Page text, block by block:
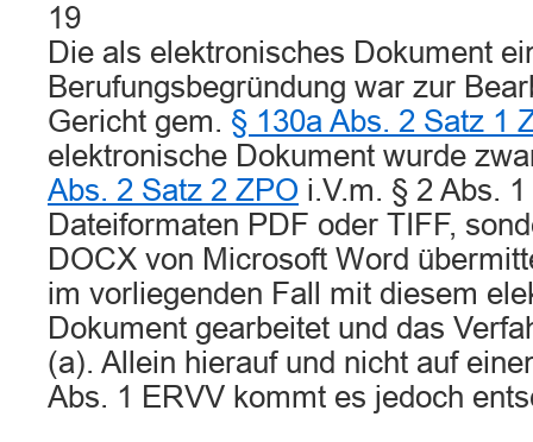
19
Die als elektronisches Dokument
Berufungsbegründung war zur
Gericht gem. § 130a Abs. 2 Satz 1
elektronische Dokument wurde
Abs. 2 Satz 2 ZPO i.V.m. § 2 Abs.
Dateiformaten PDF oder TIFF,
DOCX von Microsoft Word
im vorliegenden Fall mit diesem
Dokument gearbeitet und das
(a). Allein hierauf und nicht auf
Abs. 1 ERVV kommt es jedoch